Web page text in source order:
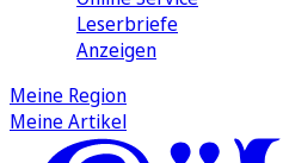
Leserbriefe
Anzeigen
Meine Region
Meine Artikel